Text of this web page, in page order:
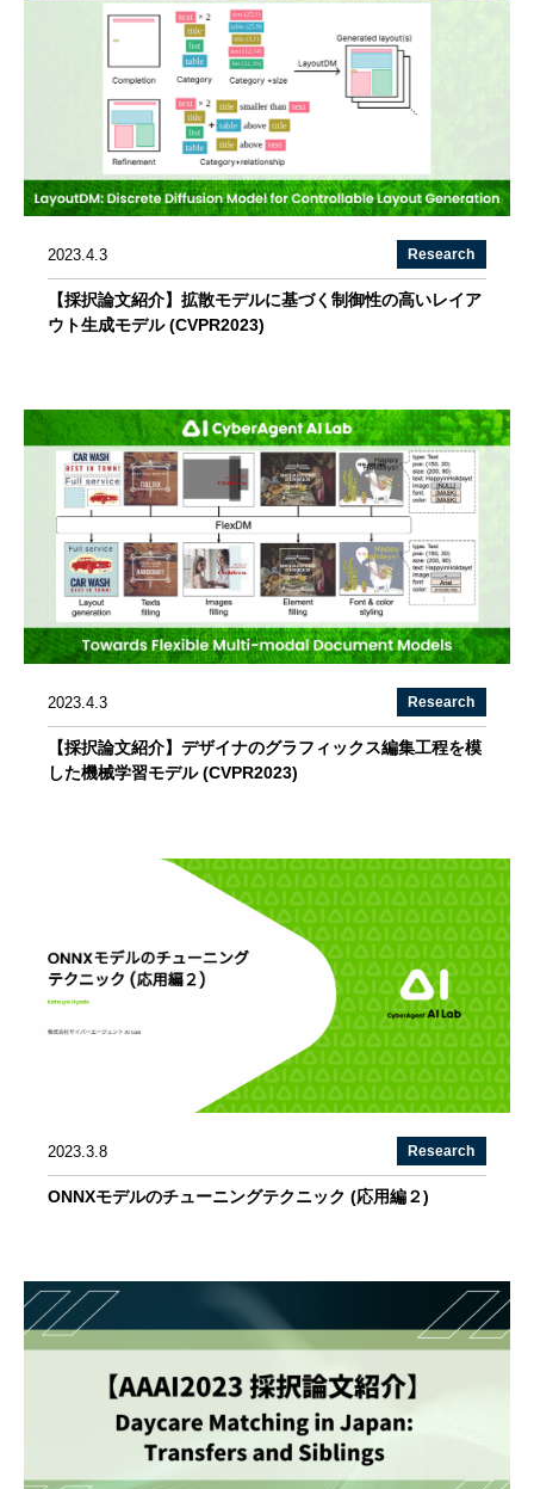
2023.4.3 Research
【採択論文紹介】拡散モデルに基づく制御性の高いレイア
ウト生成モデル (CVPR2023)
2023.4.3 Research
【採択論文紹介】デザイナのグラフィックス編集工程を模
した機械学習モデル (CVPR2023)
2023.3.8 Research
ONNXモデルのチューニングテクニック (応用編２)